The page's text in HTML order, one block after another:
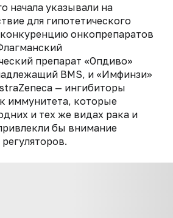
начала указывали на
для гипотетического
онкопрепаратов
препарат «Опдиво»
BMS, и «Имфинзи»
— ингибиторы
иммунитета, которые
и тех же видах рака и
бы внимание